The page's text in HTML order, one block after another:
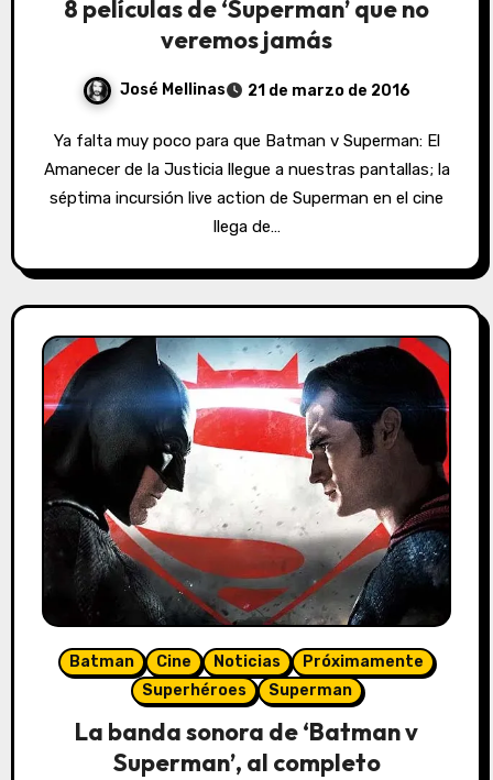
8 películas de ‘Superman’ que no
veremos jamás
José Mellinas 21 de marzo de 2016
Ya falta muy poco para que Batman v Superman: El
Amanecer de la Justicia llegue a nuestras pantallas; la
séptima incursión live action de Superman en el cine
llega de…
Batman Cine Noticias
Próximamente
Superhéroes
Superman
La banda sonora de ‘Batman v
Superman’, al completo